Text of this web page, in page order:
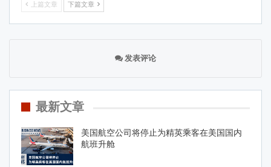
上篇文章 下篇文章
发表评论
最新文章
美国航空公司将停止为精英乘客在美国国内
航班升舱